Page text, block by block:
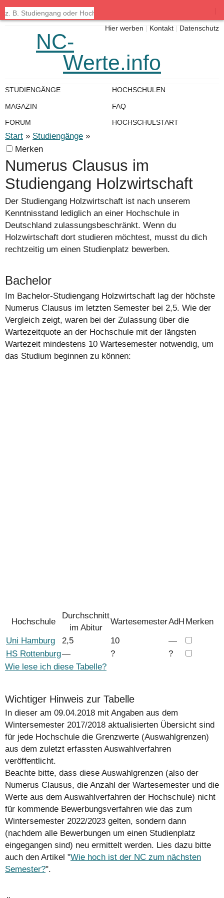
Start » Studiengänge »
Merken
Numerus Clausus im
Studiengang Holzwirtschaft
Der Studiengang Holzwirtschaft ist nach unserem
Kenntnisstand lediglich an einer Hochschule in
Deutschland zulassungsbeschränkt. Wenn du
Holzwirtschaft dort studieren möchtest, musst du dich
rechtzeitig um einen Studienplatz bewerben.
Bachelor
Im Bachelor-Studiengang Holzwirtschaft lag der höchste
Numerus Clausus im letzten Semester bei 2,5. Wie der
Vergleich zeigt, waren bei der Zulassung über die
Wartezeitquote an der Hochschule mit der längsten
Wartezeit mindestens 10 Wartesemester notwendig, um
das Studium beginnen zu können:
Hochschule
Durchschnitt
im Abitur
WartesemesterAdH Merken
Uni Hamburg
2,5 10
―
HS Rottenburg― ?
?
Wie lese ich diese Tabelle?
Wichtiger Hinweis zur Tabelle
In dieser am 09.04.2018 mit Angaben aus dem
Wintersemester 2017/2018 aktualisierten Übersicht sind
für jede Hochschule die Grenzwerte (Auswahlgrenzen)
aus dem zuletzt erfassten Auswahlverfahren
veröffentlicht.
Beachte bitte, dass diese Auswahlgrenzen (also der
Numerus Clausus, die Anzahl der Wartesemester und die
Werte aus dem Auswahlverfahren der Hochschule) nicht
für kommende Bewerbungsverfahren wie das zum
Wintersemester 2022/2023 gelten, sondern dann
(nachdem alle Bewerbungen um einen Studienplatz
eingegangen sind) neu ermittelt werden. Lies dazu bitte
auch den Artikel "Wie hoch ist der NC zum nächsten
Semester?".
Hier werben Kontakt Datenschutz
NC-
Werte.info
STUDIENGÄNGE HOCHSCHULEN
MAGAZIN FAQ
FORUM HOCHSCHULSTART